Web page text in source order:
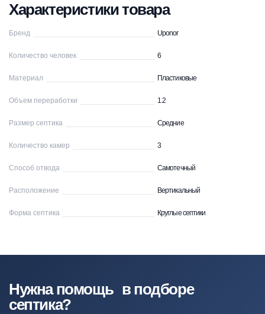
Характеристики товара
Бренд Uponor
Количество человек 6
Материал Пластиковые
Объем переработки 1.2
Размер септика Средние
Количество камер 3
Способ отвода Самотечный
Расположение Вертикальный
Форма септика Круглые септики
Нужна помощь в подборе
септика?